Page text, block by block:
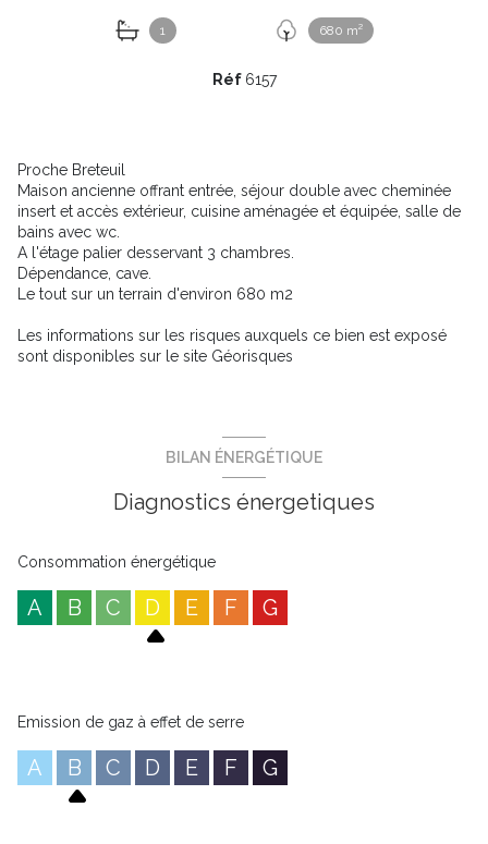
1 680 m²
Réf 6157
Proche Breteuil
Maison ancienne offrant entrée, séjour double avec cheminée
insert et accès extérieur, cuisine aménagée et équipée, salle de
bains avec wc.
A l'étage palier desservant 3 chambres.
Dépendance, cave.
Le tout sur un terrain d'environ 680 m2
Les informations sur les risques auxquels ce bien est exposé
sont disponibles sur le site Géorisques
BILAN ÉNERGÉTIQUE
Diagnostics énergetiques
Consommation énergétique
A B C D E F G
Emission de gaz à effet de serre
A B C D E F G